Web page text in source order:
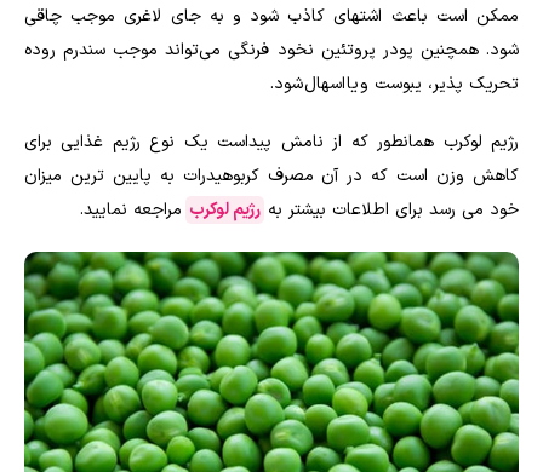
ممکن است باعث اشتهای کاذب شود و به جای لاغری موجب چاقی
شود. همچنین پودر پروتئین نخود فرنگی می‌تواند موجب سندرم روده
تحریک پذیر، یبوست و یا اسهال شود.
رژیم لوکرب همانطور که از نامش پیداست یک نوع رژیم غذایی برای
کاهش وزن است که در آن مصرف کربوهیدرات به پایین ترین میزان
خود می رسد برای اطلاعات بیشتر به رژیم لوکرب مراجعه نمایید.